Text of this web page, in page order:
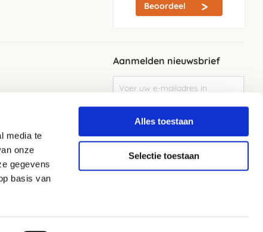
media te
onze
gegevens
basis van
Alles toestaan
Selectie toestaan
Beoordeel
Aanmelden nieuwsbrief
u
op
Elke week de beste acties en het laaste